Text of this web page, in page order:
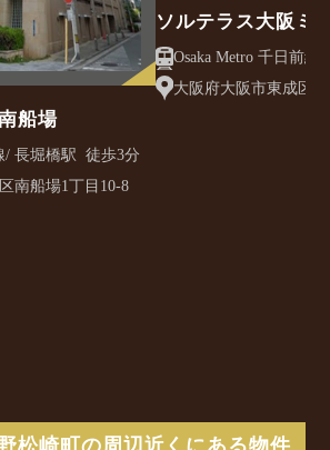
船場
Osaka Metro 堺筋線/ 長堀橋駅 徒歩3分
南船場1丁目10-8
ソルテラス大阪ミ
クレアスト
大阪府大阪市東成区
松崎町の周辺近くにある物件